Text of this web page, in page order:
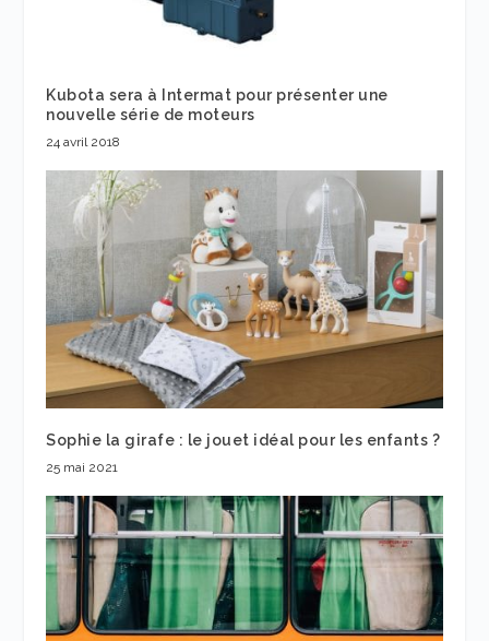
Kubota sera à Intermat pour présenter une
nouvelle série de moteurs
24 avril 2018
Sophie la girafe : le jouet idéal pour les enfants ?
25 mai 2021